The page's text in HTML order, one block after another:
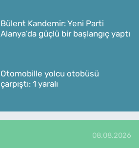
Bülent Kandemir: Yeni Parti
Alanya’da güçlü bir başlangıç yaptı
Otomobille yolcu otobüsü
çarpıştı: 1 yaralı
08.08.2026